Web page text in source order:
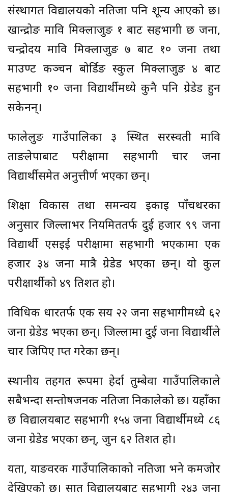
संस्थागत विद्यालयको नतिजा पनि शून्य आएको छ।
खान्द्रोङ मावि मिक्लाजुङ १ बाट सहभागी छ जना,
चन्द्रोदय मावि मिक्लाजुङ ७ बाट १० जना तथा
माउण्ट कञ्चन बोर्डिङ स्कुल मिक्लाजुङ ४ बाट
सहभागी १० जना विद्यार्थीमध्ये कुनै पनि ग्रेडेड हुन
सकेनन्।
फालेलुङ गाउँपालिका ३ स्थित सरस्वती मावि
ताङलेपाबाट परीक्षामा सहभागी चार जना
विद्यार्थीसमेत अनुत्तीर्ण भएका छन्।
शिक्षा विकास तथा समन्वय इकाइ पाँचथरका
अनुसार जिल्लाभर नियमिततर्फ दुई हजार ९९ जना
विद्यार्थी एसइई परीक्षामा सहभागी भएकामा एक
हजार ३४ जना मात्रै ग्रेडेड भएका छन्। यो कुल
परीक्षार्थीको ४९ प्रतिशत हो।
प्राविधिक धारतर्फ एक सय २२ जना सहभागीमध्ये ६२
जना ग्रेडेड भएका छन्। जिल्लामा दुई जना विद्यार्थीले
चार जिपिए प्राप्त गरेका छन्।
स्थानीय तहगत रूपमा हेर्दा तुम्बेवा गाउँपालिकाले
सबैभन्दा सन्तोषजनक नतिजा निकालेको छ। यहाँका
छ विद्यालयबाट सहभागी १५४ जना विद्यार्थीमध्ये ८६
जना ग्रेडेड भएका छन्, जुन ६२ प्रतिशत हो।
यता, याङवरक गाउँपालिकाको नतिजा भने कमजोर
देखिएको छ। सात विद्यालयबाट सहभागी २४३ जना